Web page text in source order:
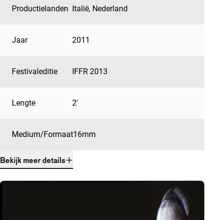
Productielanden Italië, Nederland
Jaar 2011
Festivaleditie IFFR 2013
Lengte 2'
Medium/Formaat16mm
Bekijk meer details